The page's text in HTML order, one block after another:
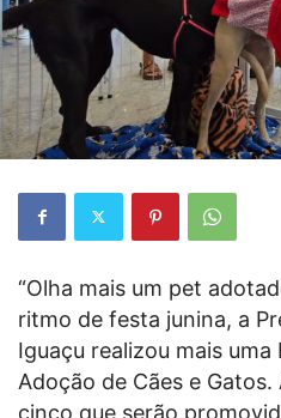
“Olha mais um pet
ritmo de festa junina, a
Iguaçu realizou mais uma
Adoção de Cães e
cinco que serão